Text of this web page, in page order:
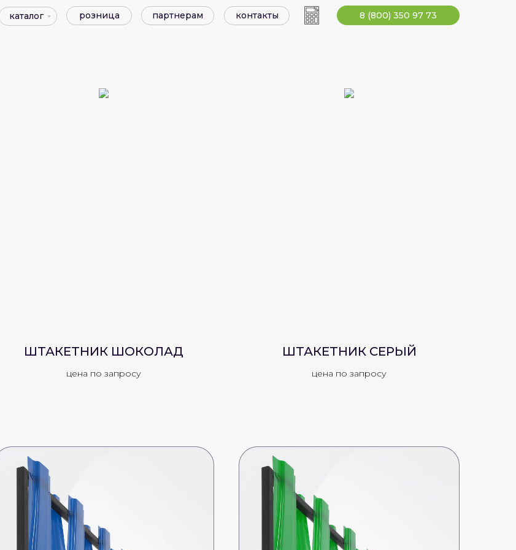
8 (800) 350 97 73
контакты
розница партнерам
каталог
ШТАКЕТНИК ШОКОЛАД
цена по запросу
ШТАКЕТНИК СЕРЫЙ
цена по запросу